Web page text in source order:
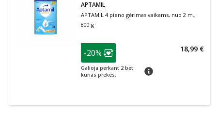
APTAMIL
APTAMIL 4 pieno gėrimas vaikams, nuo 2 m.,
800 g
patarimas
Lojalumo klubo narių nuolaida
-20%
Galioja perkant 2 bet
kurias prekes.
patarimas
18,99 €